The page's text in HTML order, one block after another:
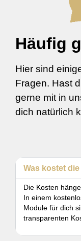
Häufig
Hier sind
Fragen. Hast
gerne mit in
dich natürlich
Was kostet
Die Kosten
In einem
Module für dich
transparenten